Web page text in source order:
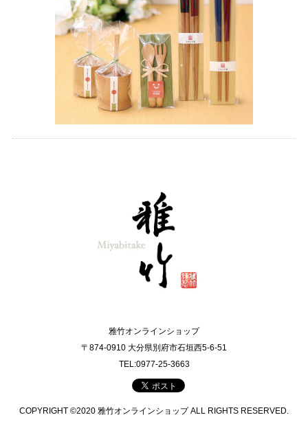
雅竹オンラインショップ
〒874-0910 大分県別府市石垣西5-6-51
TEL:0977-25-3663
COPYRIGHT ©2020 雅竹オンラインショップ ALL RIGHTS RESERVED.